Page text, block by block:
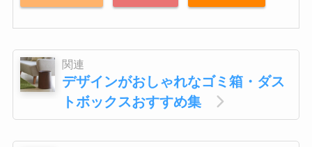
関連
デザインがおしゃれなゴミ箱・ダス
トボックスおすすめ集